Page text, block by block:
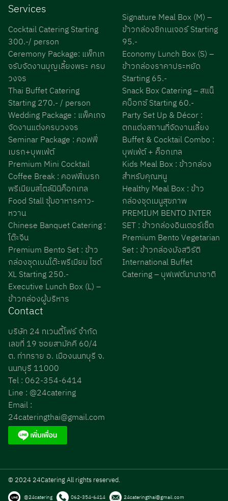
Services
Cocktail Catering Starting
300.-/ person
Ceremony Package: แพ็กเก
จรับจัดงานบุญเลี้ยงพระ ครบ
วงจร
Thai Buffet Catering
Starting 270.- / person
Wedding Package : แพ็คเกจ
จัดงานแต่งครบวงจร
Seminar Package : คอฟฟี่
เบรก+บุพเฟ่ต์
Premium Mini Cocktail
Coffee Break : คอฟฟี่เบรก
พรีเมียมสไตล์มินิค็อกเทล
Food Stall ซุ้มอาหารคาว-
หวาน
Chinese Banquet Catering :
โต๊ะจีน
Premium Bento Set : ข้าว
กล่องชุดเบนโต๊ะพรีเมียม ไซด์
XL Starting 250.-
Executive Lunch Box (L) –
ข้าวกล่องผู้บริหาร
Signature Meal Box (M) –
ข้าวกล่องซิกเนเจอร์ Starting
95.-
Economy Lunch Box (S) –
ข้าวกล่องราคาประหยัด
Starting 65.-
Snack Box Catering – สแน็
คบ็อกซ์ Starting 60.-
Party Set Up & Décor :
ตกแต่งสถานที่จัดงานเลี้ยง
Buffet & Cocktail Combo :
บุฟเฟ่ต์ + ค็อกเทล
Kids Meal Box : ข้าวกล่อง
สำหรับคุณหนู
Healthy Meal Box : ข้าว
กล่องชุดเมนูสุขภาพ
PREMIUM BENTO INTER
SET : ข้าวกล่องอินเตอร์เซ็ต
Premium Bento Vegetarian
Set : ข้าวกล่องมังสวิรัติ
International Buffet
Catering – บุฟเฟต์นานาชาติ
Contact
บริษัท 24 ทเวนตี้โฟร์ จำกัด
เลขที่ 19 ซอยสามัคคี 60/4
ต. ท่าทราย อ. เมืองนนทบุรี จ.
นนทบุรี 11000
Tel : 062-354-6414
Line : @24catering
Email :
24cateringthai@gmail.com
© 2024 24Catering All rights reserved.
@24catering 062-354-6414 24cateringthai@gmail.com